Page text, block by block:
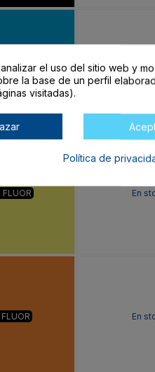
En
FLUOR En
En
el uso del sitio web y
la base de un perfil
visitadas).
Política de